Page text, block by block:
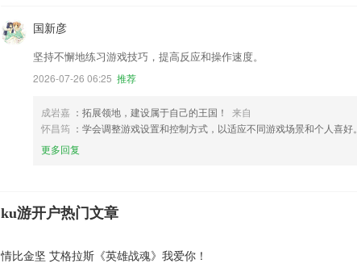
国新彦
坚持不懈地练习游戏技巧，提高反应和操作速度。
2026-07-26 06:25 推荐
成岩嘉 ：拓展领地，建设属于自己的王国！
来自
怀昌筠 ：学会调整游戏设置和控制方式，以适应不同游戏场景和个人喜好。
更多回复
ku游开户热门文章
情比金坚 艾格拉斯《英雄战魂》我爱你！